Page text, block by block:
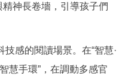
視頻北京
神長卷墻，引導孩子們
感的閱讀場景。在“智慧·
慧手環”，在調動多感官